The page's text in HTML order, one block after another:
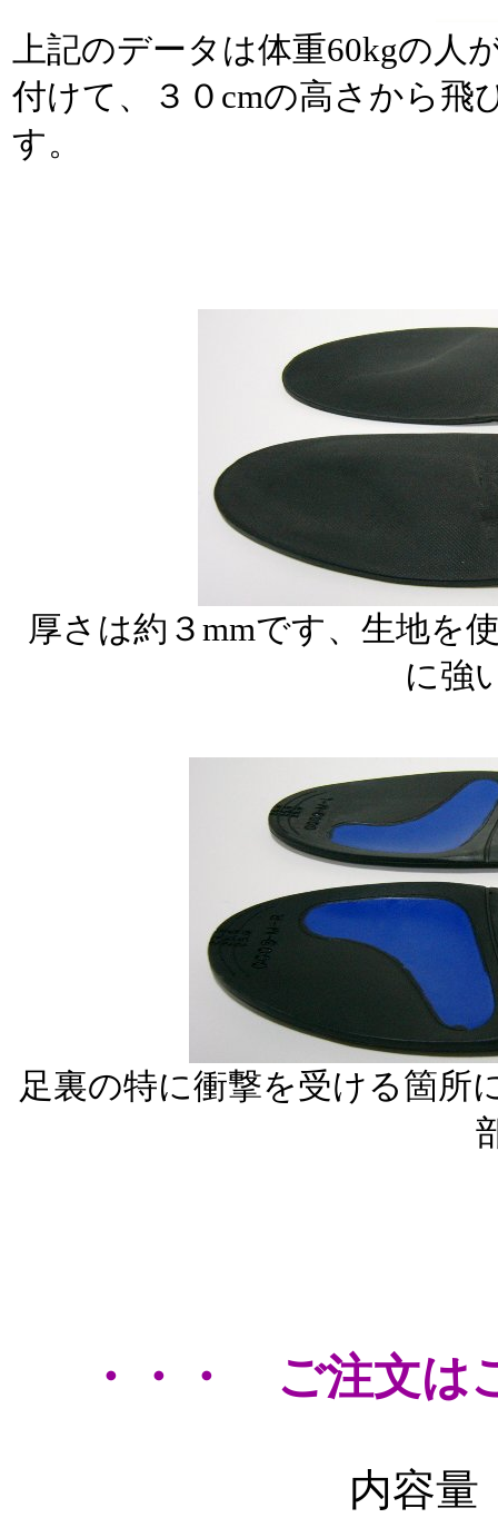
上記のデータは体重60kgの人
付けて、３０cmの高さから飛
す。
厚さは約３mmです、生地を
に強
足裏の特に衝撃を受ける箇所
・・・ ご注文は
内容量